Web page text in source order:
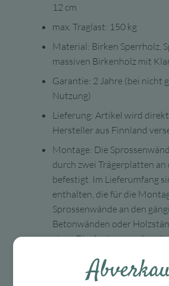
12 cm
max. Traglast: 150 kg
Material: Birken Sperrholz,
massiven Birkenholz mit
Garantie: 2 Jahre (bei nicht
Nutzung)
Lieferung: Artikel wird
Hersteller aus Finnland
Montage: Die
durch zwei Trägerplatten an
befestigt. Im Lieferumfang
enthalten, die für die
Sprossenwände an den
Betonwänden oder
einer Gipskartonwand
verwenden, die für Ihre
sind. FitWood empfiehlt